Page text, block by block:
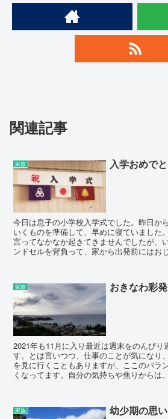
関連記事
家族 入学おめで
今日は息子の小学校入学式でした。昨日か
いくものを準備して、早めに寝ていました
言ってなかなか起きてきませんでしたが、
ンドセルを背負って、家から出発前にはお
家族 おきなわ彩
2021年も11月に入り最近は週末をのんびり
す。とは言いつつ、仕事のことが気になり
を見に行くこともありますが、ここのバラ
くなってます。自分の気持ちや焦りからは
家族 幼少期の思